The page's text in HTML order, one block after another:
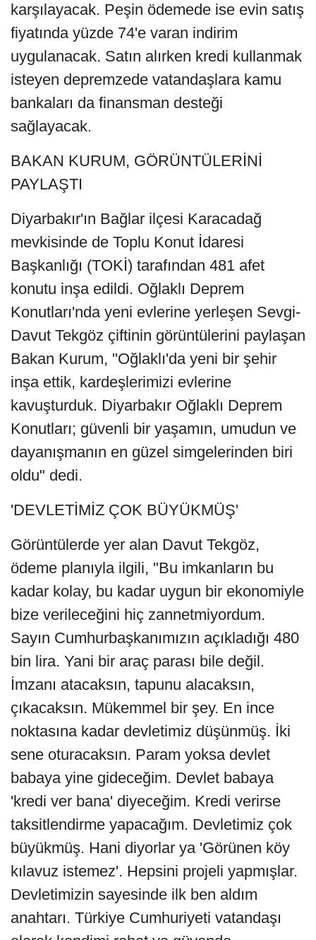
karşılayacak. Peşin ödemede ise evin satış
fiyatında yüzde 74'e varan indirim
uygulanacak. Satın alırken kredi kullanmak
isteyen depremzede vatandaşlara kamu
bankaları da finansman desteği
sağlayacak.
BAKAN KURUM, GÖRÜNTÜLERİNİ
PAYLAŞTI
Diyarbakır'ın Bağlar ilçesi Karacadağ
mevkisinde de Toplu Konut İdaresi
Başkanlığı (TOKİ) tarafından 481 afet
konutu inşa edildi. Oğlaklı Deprem
Konutları'nda yeni evlerine yerleşen Sevgi-
Davut Tekgöz çiftinin görüntülerini paylaşan
Bakan Kurum, "Oğlaklı'da yeni bir şehir
inşa ettik, kardeşlerimizi evlerine
kavuşturduk. Diyarbakır Oğlaklı Deprem
Konutları; güvenli bir yaşamın, umudun ve
dayanışmanın en güzel simgelerinden biri
oldu" dedi.
'DEVLETİMİZ ÇOK BÜYÜKMÜŞ'
Görüntülerde yer alan Davut Tekgöz,
ödeme planıyla ilgili, "Bu imkanların bu
kadar kolay, bu kadar uygun bir ekonomiyle
bize verileceğini hiç zannetmiyordum.
Sayın Cumhurbaşkanımızın açıkladığı 480
bin lira. Yani bir araç parası bile değil.
İmzanı atacaksın, tapunu alacaksın,
çıkacaksın. Mükemmel bir şey. En ince
noktasına kadar devletimiz düşünmüş. İki
sene oturacaksın. Param yoksa devlet
babaya yine gideceğim. Devlet babaya
'kredi ver bana' diyeceğim. Kredi verirse
taksitlendirme yapacağım. Devletimiz çok
büyükmüş. Hani diyorlar ya 'Görünen köy
kılavuz istemez'. Hepsini projeli yapmışlar.
Devletimizin sayesinde ilk ben aldım
anahtarı. Türkiye Cumhuriyeti vatandaşı